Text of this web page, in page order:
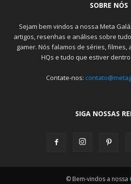
SOBRE NÓS
Sejam bem vindos a nossa Meta
artigos, resenhas e análises sobre
gamer. Nós falamos de séries, filmes,
HQs e tudo que estiver
Contate-nos:
SIGA NOSSAS
© Bem-vindos a nossa